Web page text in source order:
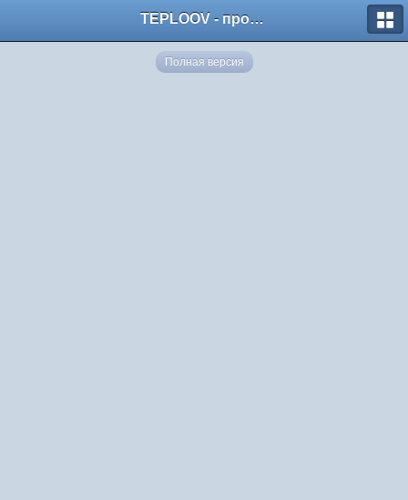
TEPLOOV - программный комплекс для расчёта систем отопления и вентиляции
Полная версия